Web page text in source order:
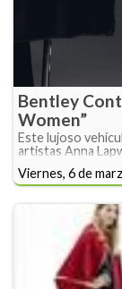
Bentley
Women”
Este lujoso
artistas Anna
Viernes, 6 de